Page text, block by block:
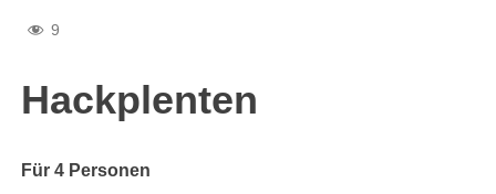
9
Hackplenten
Für 4 Personen